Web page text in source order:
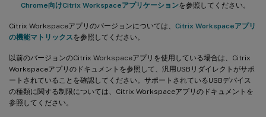
Chrome向けCitrix Workspaceアプリケーションを参照してください。
Citrix Workspaceアプリのバージョンについては、 Citrix Workspaceアプリ
の機能マトリックスを参照してください。
以前のバージョンのCitrix Workspaceアプリを使用している場合は、Citrix
Workspaceアプリのドキュメントを参照して、汎用USBリダイレクトがサポ
ートされていることを確認してください。サポートされているUSBデバイス
の種類に関する制限については、Citrix Workspaceアプリのドキュメントを
参照してください。